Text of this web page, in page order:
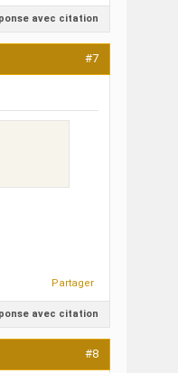
avec citation
#7
Partager
avec citation
#8